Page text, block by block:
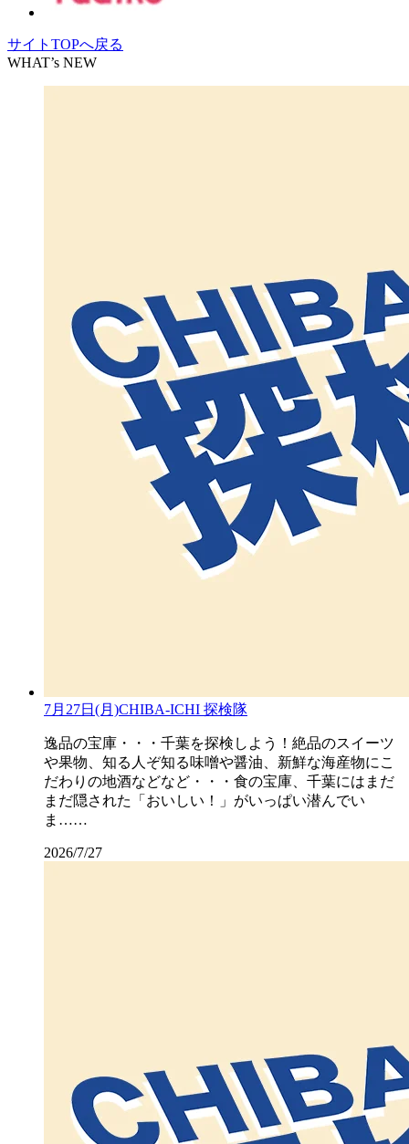
サイトTOPへ戻る
WHAT’s NEW
7月27日(月)CHIBA-ICHI 探検隊
逸品の宝庫・・・千葉を探検しよう！絶品のスイーツ
や果物、知る人ぞ知る味噌や醤油、新鮮な海産物にこ
だわりの地酒などなど・・・食の宝庫、千葉にはまだ
まだ隠された「おいしい！」がいっぱい潜んでい
ま……
2026/7/27